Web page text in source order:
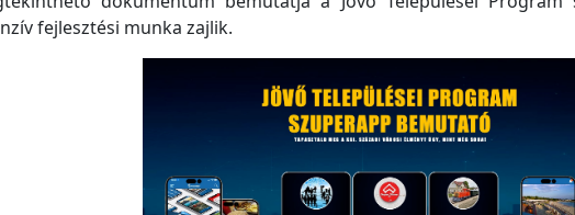
fejlesztési munka zajlik.